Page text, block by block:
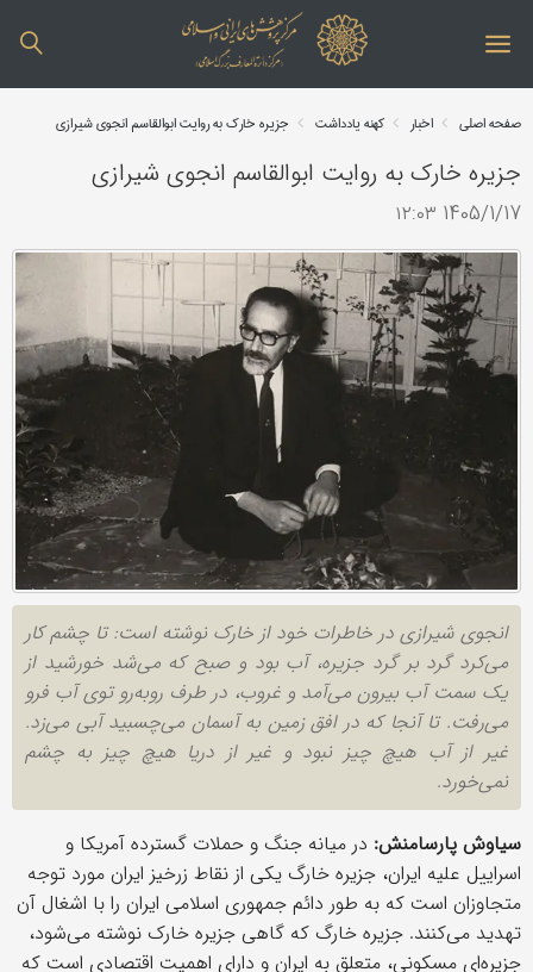
صفحه اصلی اخبار کهنه یادداشت جزیره خارک به روایت ابوالقاسم انجوی شیرازی
جزیره خارک به روایت ابوالقاسم انجوی شیرازی
1405/1/17 ۱۲:۰۳
انجوی شیرازی در خاطرات خود از خارک نوشته است: تا چشم کار
می‌کرد گرد بر گرد جزیره، آب بود و صبح که می‌شد خورشید از
یک سمت آب بیرون می‌آمد و غروب، در طرف روبه‌رو توی آب فرو
می‌رفت. تا آنجا که در افق زمین به آسمان می‌چسبید آبی می‌زد.
غیر از آب هیچ چیز نبود و غیر از دریا هیچ چیز به چشم
نمی‌خورد.
سیاوش پارسامنش: در میانه جنگ و حملات گسترده آمریکا و
اسراییل علیه ایران، جزیره خارگ یکی از نقاط زرخیز ایران مورد توجه
متجاوزان است که به طور دائم جمهوری اسلامی ایران را با اشغال آن
تهدید می‌کنند. جزیره خارگ که گاهی جزیره خارک نوشته می‌شود،
جزیره‌ای مسکونی، متعلق به ایران و دارای اهمیت اقتصادی است که